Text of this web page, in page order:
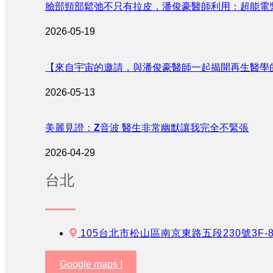
臉部頸部鬆弛不只有拉皮，潘俊豪醫師利用：超能
2026-05-19
【來自宇宙的邀請，與潘俊豪醫師一起揭開再生醫學
2026-05-13
美麗見證：Z音波 醫生非常幽默讓我完全不緊張
2026-04-29
台北
105台北市松山區南京東路五段230號
Google maps !